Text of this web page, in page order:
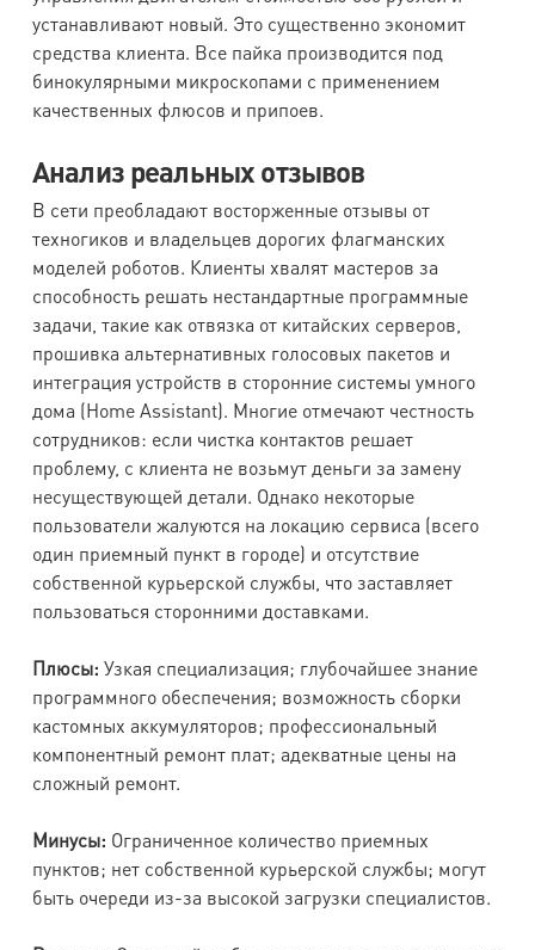
устанавливают новый. Это существенно экономит
средства клиента. Все пайка производится под
бинокулярными микроскопами с применением
качественных флюсов и припоев.
Анализ реальных отзывов
В сети преобладают восторженные отзывы от
техногиков и владельцев дорогих флагманских
моделей роботов. Клиенты хвалят мастеров за
способность решать нестандартные программные
задачи, такие как отвязка от китайских серверов,
прошивка альтернативных голосовых пакетов и
интеграция устройств в сторонние системы умного
дома (Home Assistant). Многие отмечают честность
сотрудников: если чистка контактов решает
проблему, с клиента не возьмут деньги за замену
несуществующей детали. Однако некоторые
пользователи жалуются на локацию сервиса (всего
один приемный пункт в городе) и отсутствие
собственной курьерской службы, что заставляет
пользоваться сторонними доставками.
Плюсы: Узкая специализация; глубочайшее знание
программного обеспечения; возможность сборки
кастомных аккумуляторов; профессиональный
компонентный ремонт плат; адекватные цены на
сложный ремонт.
Минусы: Ограниченное количество приемных
пунктов; нет собственной курьерской службы; могут
быть очереди из-за высокой загрузки специалистов.